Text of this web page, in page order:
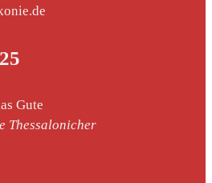
Gute
Thessalonicher